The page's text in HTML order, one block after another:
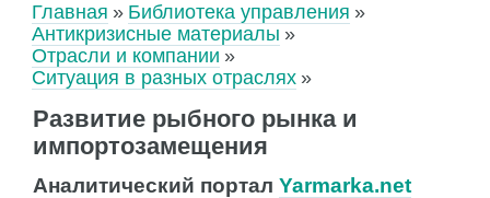
Главная
Библиотека управления
Антикризисные материалы
Отрасли и компании
Ситуация в разных отраслях
Развитие рыбного рынка и
импортозамещения
Аналитический портал Yarmarka.net